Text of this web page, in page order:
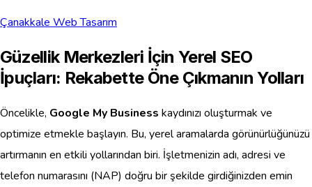
Çanakkale Web Tasarım
Güzellik Merkezleri İçin Yerel SEO
İpuçları: Rekabette Öne Çıkmanın Yolları
Öncelikle, Google My Business kaydınızı oluşturmak ve
optimize etmekle başlayın. Bu, yerel aramalarda görünürlüğünüzü
artırmanın en etkili yollarından biri. İşletmenizin adı, adresi ve
telefon numarasını (NAP) doğru bir şekilde girdiğinizden emin